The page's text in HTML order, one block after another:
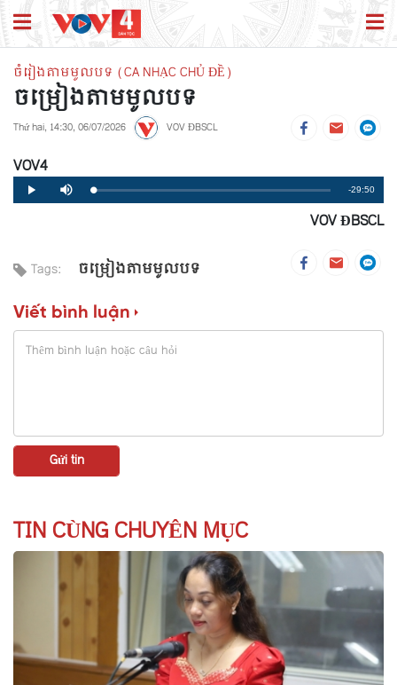
ចំរៀងតាមមូលបទ (CA NHẠC CHỦ ĐỀ)
ចម្រៀងតាមមូលបទ
Thứ hai, 14:30, 06/07/2026 VOV ĐBSCL
VOV4
Play Mute Loaded:
0%
Progress:
0%
Remaining
Time
-29:50
VOV ĐBSCL
Tags: ចម្រៀងតាមមូលបទ
Viết bình luận
TIN CÙNG CHUYÊN MỤC